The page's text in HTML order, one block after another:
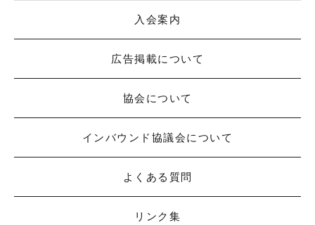
入会案内
広告掲載について
協会について
インバウンド協議会について
よくある質問
リンク集